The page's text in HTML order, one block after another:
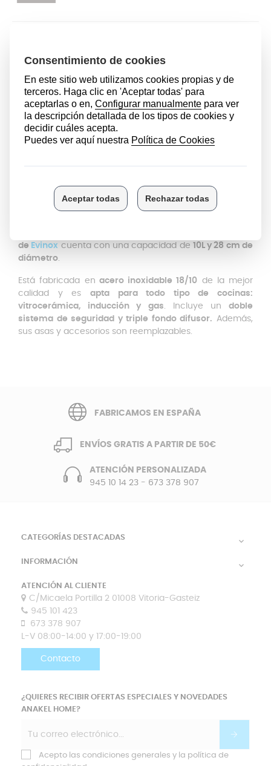
AÑADIR AL CARRITO
ÚLTIMAS UNIDADES EN STOCK
Es importante tener en cuenta las características
de Evinox cuenta con una capacidad de 10L y 28 cm de
diámetro.
Está fabricada en acero inoxidable 18/10 de la mejor
calidad y es apta para todo tipo de cocinas:
vitrocerámica, inducción y gas. Incluye un doble
sistema de seguridad y triple fondo difusor. Además,
sus asas y accesorios son reemplazables.
FABRICAMOS EN ESPAÑA
ENVÍOS GRATIS A PARTIR DE 50€
ATENCIÓN PERSONALIZADA
945 10 14 23- 673 378 907
CATEGORÍAS DESTACADAS 
INFORMACIÓN 
ATENCIÓN AL CLIENTE
C/Micaela Portilla 2 01008 Vitoria-Gasteiz
945 101 423
673 378 907
L-V 08:00-14:00 y 17:00-19:00
Contacto
¿QUIERES RECIBIR OFERTAS ESPECIALES Y NOVEDADES
ANAKEL HOME?
Acepto las condiciones generales y la política de